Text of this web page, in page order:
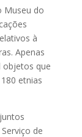
Museu do
à
Apenas
objetos que
etnias
de